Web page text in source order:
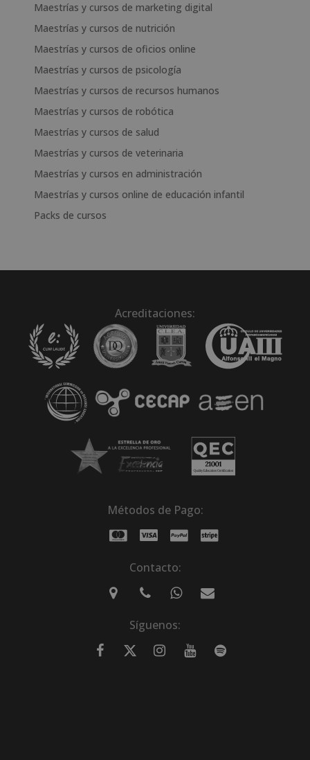
Maestrías y cursos de marketing digital
Maestrías y cursos de nutrición
Maestrías y cursos de oficios online
Maestrías y cursos de psicología
Maestrías y cursos de recursos humanos
Maestrías y cursos de robótica
Maestrías y cursos de salud
Maestrías y cursos de veterinaria
Maestrías y cursos en administración
Maestrías y cursos online de educación infantil
Packs de cursos
Acreditaciones:
Métodos de Pago:
Contacto:
Síguenos: